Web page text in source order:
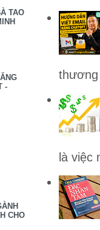
TAO
-
CHO
thương
là việc